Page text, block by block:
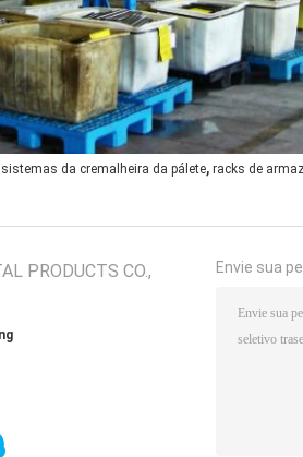
sistemas da cremalheira da pálete, racks de
PRODUCTS CO.,
Envie sua